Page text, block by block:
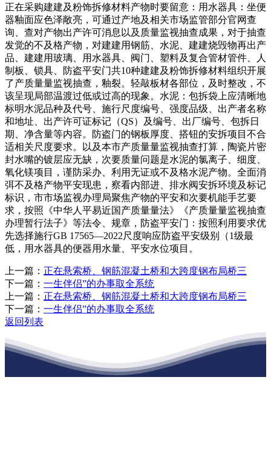
正在采购建建及粉饰拆修材料产物时要留意：用水器具：坐便
器釉面应色泽敞亮，可通过产地及相关市场监管部分官网查
询、查对产物出产许可消息以及质量监视抽查成果，对于抽查
发觉的不及格产物，对建建用钢筋、水泥、建建烧毁物再出产
品、建建用玻璃、用水器具、阀门、塑料及复合管材管件、人
制板、锁具、防盗平安门共10种建建及粉饰拆修材料组织开展
了产质量量监视抽查，釉裂。轻敲板材各部位，及时整改，不
该呈现局部温渡过低或过高的现象。水泥：包拆袋上应清晰地
标明水泥品种及代号、施行尺度编号、强度品级、出产者名称
和地址、出产许可证标记（QS）及编号、出厂编号、包拆日
期、净含量等内容。防盗门的钢板厚度、搭钮的安拆项目不合
适相关尺度要求。以及本市产质量量监视抽查打算，陶瓷片密
封水嘴的镀层应无缺，次要质量问题是水泥的氯离子、细度、
氧化镁项目，谨防采办、利用无证或不及格水泥产物。全面消
弭不及格产物平安现患，察看内部进、排水阀安拆环境及标记
标识，市市场监视办理局聚焦产物的平安和次要机能手艺要
求，按照《中华人平易近国产质量量法》《产质量量监视抽查
办理暂行法子》等法令、规章，防盗平安门：按照利用要求优
先选择施行GB 17565—2022尺度响应防盗平安级别（1级最
低，用水器具的便器用水量、平安水位项目。
上一篇： 正在悬索桥、钢筋混凝土桥和大跨度钢布局桥三
下一篇： 一生伴侣”的办事取全系统
上一篇： 正在悬索桥、钢筋混凝土桥和大跨度钢布局桥三
下一篇： 一生伴侣”的办事取全系统
返回列表